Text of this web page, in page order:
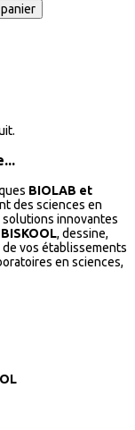
BIOLAB et
des sciences en
solutions innovantes
, dessine,
vos établissements
en sciences,